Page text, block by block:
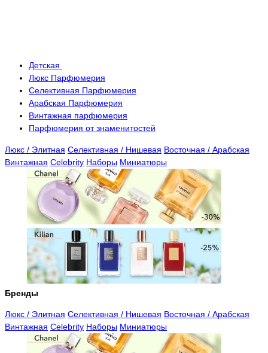
Детская
Люкс Парфюмерия
Селективная Парфюмерия
Арабская Парфюмерия
Винтажная парфюмерия
Парфюмерия от знаменитостей
Люкс / Элитная Селективная / Нишевая Восточная / Арабская
Винтажная Celebrity Наборы Миниатюры
Бренды
Люкс / Элитная Селективная / Нишевая Восточная / Арабская
Винтажная Celebrity Наборы Миниатюры